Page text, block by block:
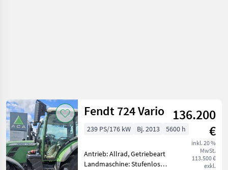
Fendt 724 Vario 136.200
€
inkl. 20 %
MwSt.
113.500 €
exkl.
239 PS/176 kW Bj. 2013 5600 h
Antrieb: Allrad, Getriebeart
Landmaschine: Stufenloses